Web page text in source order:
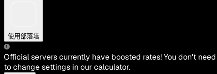
使用部落塔
Official servers currently have boosted rates! You don't need
to change settings in our calculator.